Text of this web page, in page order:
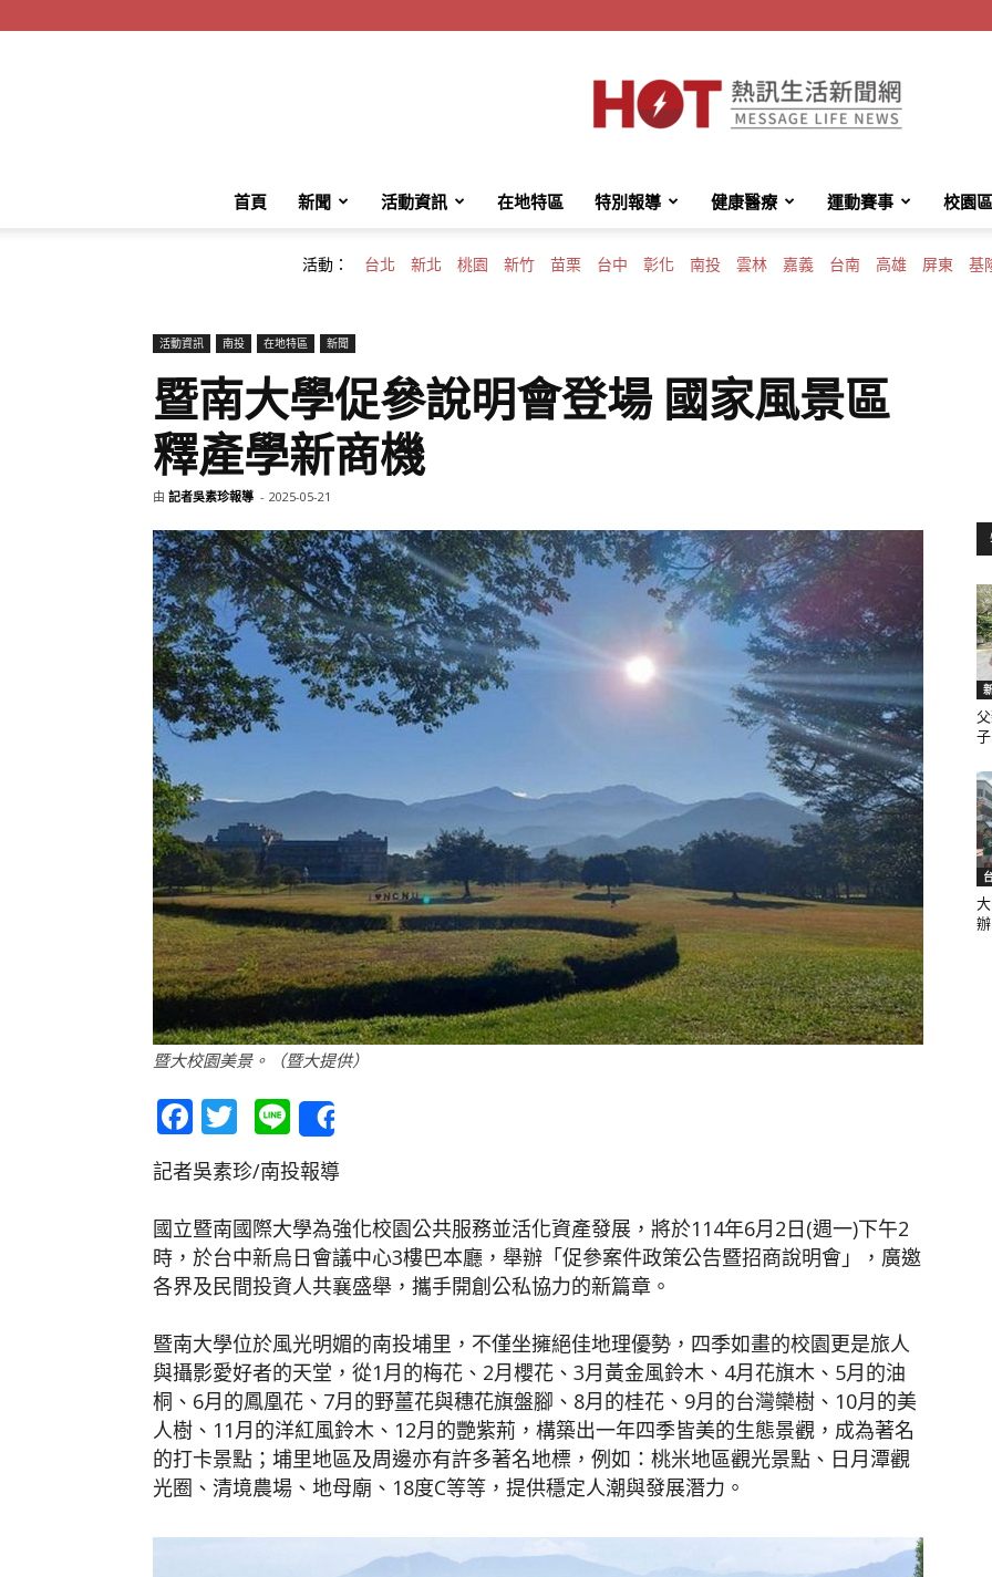
HotMessage
生
新
首頁 新聞 活動資訊 在地特區 特別報導 健康醫療 運動賽事 校園區
活動： 台北 新北 桃園 新竹 苗栗 台中 彰化 南投 雲林 嘉義 台南 高雄 屏東 基
活動資訊 南投 在地特區 新聞
暨南大學促參說明會登場 國家風景區
釋產學新商機
由 記者吳素珍報導 - 2025-05-21
暨大校園美景。（暨大提供）
Facebook
Twitter
Line
記者吳素珍/南投報導
國立暨南國際大學為強化校園公共服務並活化資產發展，將於114年6月2日(週一)下午2
時，於台中新烏日會議中心3樓巴本廳，舉辦「促參案件政策公告暨招商說明會」，廣邀
各界及民間投資人共襄盛舉，攜手開創公私協力的新篇章。
暨南大學位於風光明媚的南投埔里，不僅坐擁絕佳地理優勢，四季如畫的校園更是旅人
與攝影愛好者的天堂，從1月的梅花、2月櫻花、3月黃金風鈴木、4月花旗木、5月的油
桐、6月的鳳凰花、7月的野薑花與穗花旗盤腳、8月的桂花、9月的台灣欒樹、10月的美
人樹、11月的洋紅風鈴木、12月的艷紫荊，構築出一年四季皆美的生態景觀，成為著名
的打卡景點；埔里地區及周邊亦有許多著名地標，例如：桃米地區觀光景點、日月潭觀
光圈、清境農場、地母廟、18度C等等，提供穩定人潮與發展潛力。